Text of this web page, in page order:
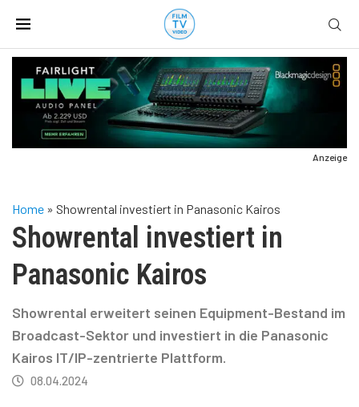
Anzeige
Home » Showrental investiert in Panasonic Kairos
Showrental investiert in
Panasonic Kairos
Showrental erweitert seinen Equipment-Bestand im
Broadcast-Sektor und investiert in die Panasonic
Kairos IT/IP-zentrierte Plattform.
08.04.2024